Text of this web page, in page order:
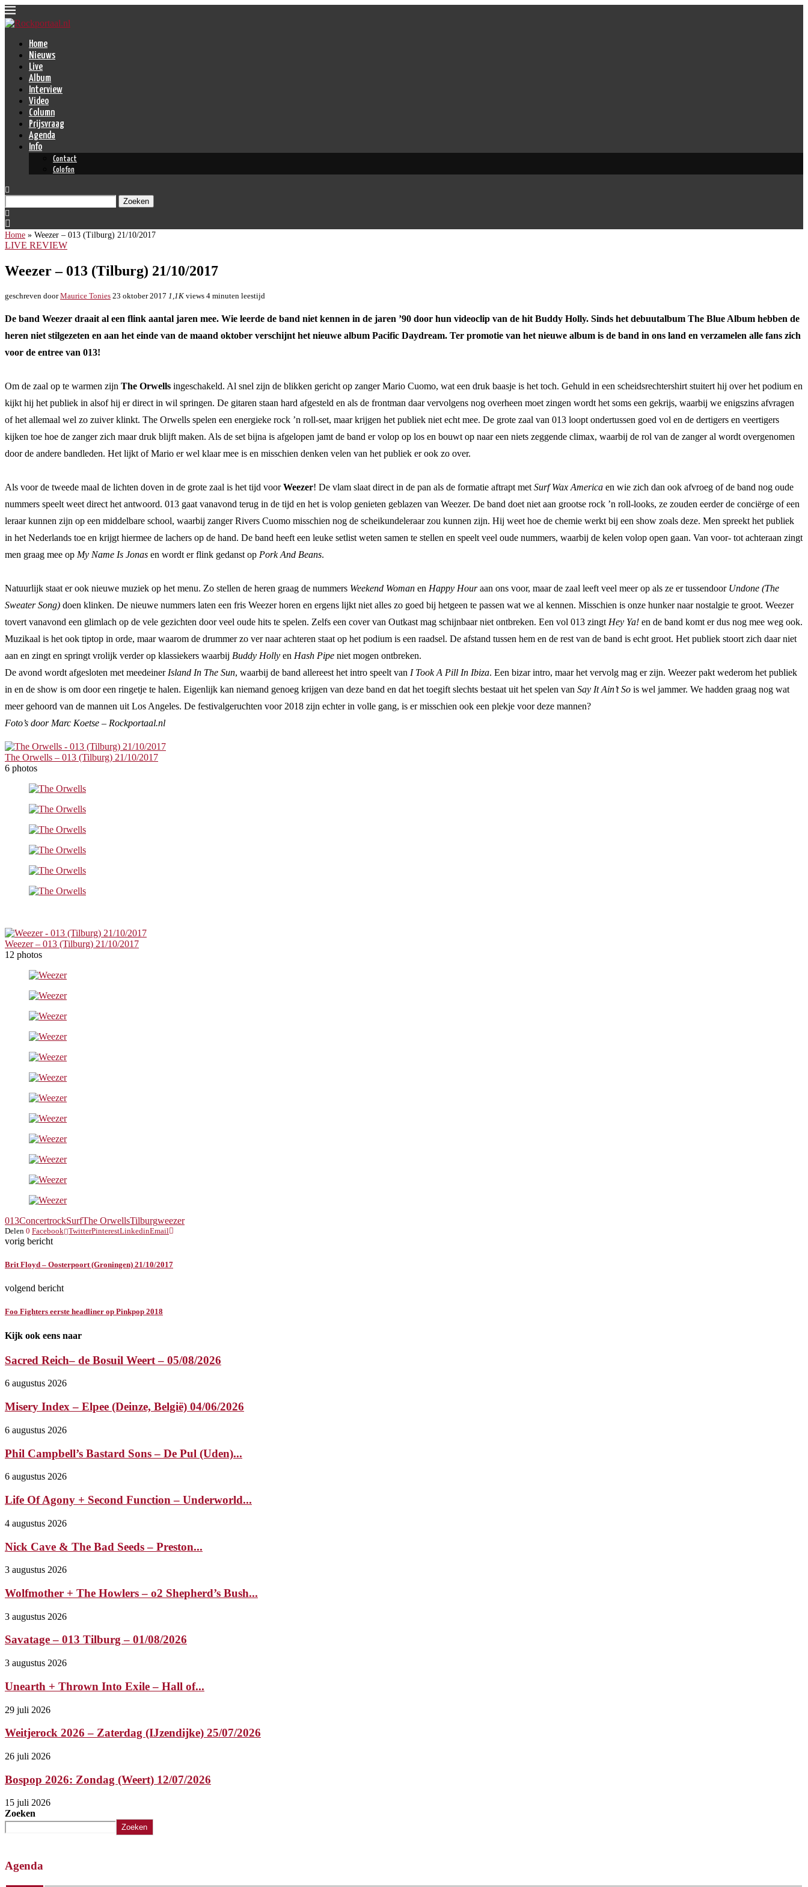
Home
Nieuws
Live
Album
Interview
Video
Column
Prijsvraag
Agenda
Info
Contact
Colofon
Zoeken
Home » Weezer – 013 (Tilburg) 21/10/2017
LIVE REVIEW
Weezer – 013 (Tilburg) 21/10/2017
geschreven doorMaurice Tonies 23 oktober 2017 1,1K views 4 minuten leestijd
De band Weezer draait al een flink aantal jaren mee. Wie leerde de band niet kennen in de jaren ’90 door hun videoclip van de hit Buddy Holly. Sinds het debuutalbum The Blue Album hebben de
heren niet stilgezeten en aan het einde van de maand oktober verschijnt het nieuwe album Pacific Daydream. Ter promotie van het nieuwe album is de band in ons land en verzamelen alle fans zich
voor de entree van 013!
Om de zaal op te warmen zijn The Orwells ingeschakeld. Al snel zijn de blikken gericht op zanger Mario Cuomo, wat een druk baasje is het toch. Gehuld in een scheidsrechtershirt stuitert hij over het podium en
kijkt hij het publiek in alsof hij er direct in wil springen. De gitaren staan hard afgesteld en als de frontman daar vervolgens nog overheen moet zingen wordt het soms een gekrijs, waarbij we enigszins afvragen
of het allemaal wel zo zuiver klinkt. The Orwells spelen een energieke rock ’n roll-set, maar krijgen het publiek niet echt mee. De grote zaal van 013 loopt ondertussen goed vol en de dertigers en veertigers
kijken toe hoe de zanger zich maar druk blijft maken. Als de set bijna is afgelopen jamt de band er volop op los en bouwt op naar een niets zeggende climax, waarbij de rol van de zanger al wordt overgenomen
door de andere bandleden. Het lijkt of Mario er wel klaar mee is en misschien denken velen van het publiek er ook zo over.
Als voor de tweede maal de lichten doven in de grote zaal is het tijd voorWeezer! De vlam slaat direct in de pan als de formatie aftrapt met Surf Wax America en wie zich dan ook afvroeg of de band nog oude
nummers speelt weet direct het antwoord. 013 gaat vanavond terug in de tijd en het is volop genieten geblazen van Weezer. De band doet niet aan grootse rock ’n roll-looks, ze zouden eerder de conciërge of een
leraar kunnen zijn op een middelbare school, waarbij zanger Rivers Cuomo misschien nog de scheikundeleraar zou kunnen zijn. Hij weet hoe de chemie werkt bij een show zoals deze. Men spreekt het publiek
in het Nederlands toe en krijgt hiermee de lachers op de hand. De band heeft een leuke setlist weten samen te stellen en speelt veel oude nummers, waarbij de kelen volop open gaan. Van voor- tot achteraan zingt
men graag mee op My Name Is Jonas en wordt er flink gedanst op Pork And Beans.
Natuurlijk staat er ook nieuwe muziek op het menu. Zo stellen de heren graag de nummers Weekend Woman en Happy Houraan ons voor, maar de zaal leeft veel meer op als ze er tussendoor Undone (The
Sweater Song) doen klinken. De nieuwe nummers laten een fris Weezer horen en ergens lijkt niet alles zo goed bij hetgeen te passen wat we al kennen. Misschien is onze hunker naar nostalgie te groot. Weezer
tovert vanavond een glimlach op de vele gezichten door veel oude hits te spelen. Zelfs een cover van Outkast mag schijnbaar niet ontbreken. Een vol 013 zingt Hey Ya! en de band komt er dus nog mee weg ook.
Muzikaal is het ook tiptop in orde, maar waarom de drummer zo ver naar achteren staat op het podium is een raadsel. De afstand tussen hem en de rest van de band is echt groot. Het publiek stoort zich daar niet
aan en zingt en springt vrolijk verder op klassiekers waarbij Buddy Holly en Hash Pipe niet mogen ontbreken.
De avond wordt afgesloten met meedeiner Island In The Sun, waarbij de band allereest het intro speelt van I Took A Pill In Ibiza. Een bizar intro, maar het vervolg mag er zijn. Weezer pakt wederom het publiek
in en de show is om door een ringetje te halen. Eigenlijk kan niemand genoeg krijgen van deze band en dat het toegift slechts bestaat uit het spelen van Say It Ain’t So is wel jammer. We hadden graag nog wat
meer gehoord van de mannen uit Los Angeles. De festivalgeruchten voor 2018 zijn echter in volle gang, is er misschien ook een plekje voor deze mannen?
Foto’s door Marc Koetse – Rockportaal.nl
The Orwells – 013 (Tilburg) 21/10/2017
6 photos
Weezer – 013 (Tilburg) 21/10/2017
12 photos
013ConcertrockSurfThe OrwellsTilburgweezer
Delen 0 Facebook TwitterPinterestLinkedinEmail
vorig bericht
Brit Floyd – Oosterpoort (Groningen) 21/10/2017
volgend bericht
Foo Fighters eerste headliner op Pinkpop 2018
Kijk ook eens naar
Sacred Reich– de Bosuil Weert – 05/08/2026
6 augustus 2026
Misery Index – Elpee (Deinze, België) 04/06/2026
6 augustus 2026
Phil Campbell’s Bastard Sons – De Pul (Uden)...
6 augustus 2026
Life Of Agony + Second Function – Underworld...
4 augustus 2026
Nick Cave & The Bad Seeds – Preston...
3 augustus 2026
Wolfmother + The Howlers – o2 Shepherd’s Bush...
3 augustus 2026
Savatage – 013 Tilburg – 01/08/2026
3 augustus 2026
Unearth + Thrown Into Exile – Hall of...
29 juli 2026
Weitjerock 2026 – Zaterdag (IJzendijke) 25/07/2026
26 juli 2026
Bospop 2026: Zondag (Weert) 12/07/2026
15 juli 2026
Zoeken
Zoeken
Agenda